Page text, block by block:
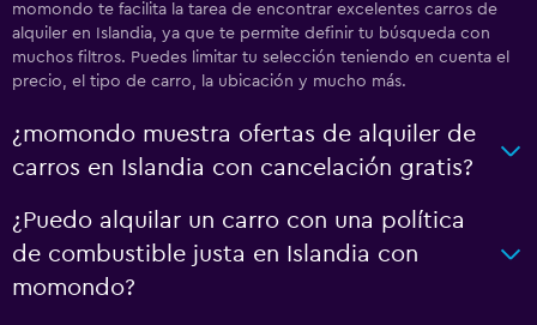
momondo te facilita la tarea de encontrar excelentes carros de
alquiler en Islandia, ya que te permite definir tu búsqueda con
muchos filtros. Puedes limitar tu selección teniendo en cuenta el
precio, el tipo de carro, la ubicación y mucho más.
¿momondo muestra ofertas de alquiler de
carros en Islandia con cancelación gratis?
¿Puedo alquilar un carro con una política
de combustible justa en Islandia con
momondo?